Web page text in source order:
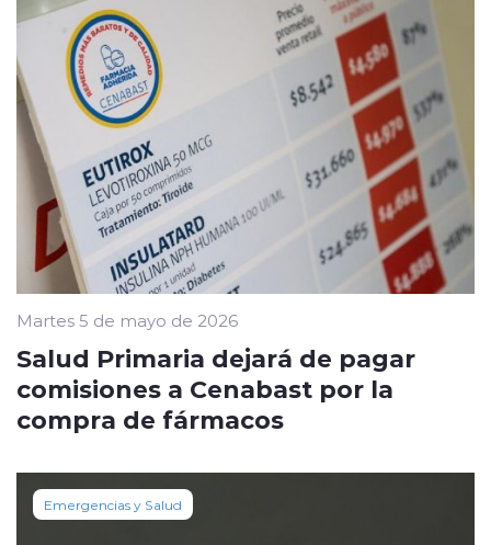
Martes 5 de mayo de 2026
Salud Primaria dejará de pagar
comisiones a Cenabast por la
compra de fármacos
Emergencias y Salud